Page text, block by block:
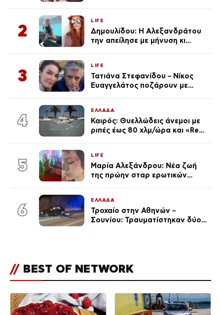
2
LIFE
Δημουλίδου: Η Αλεξανδράτου
την απείλησε με μήνυση κι
ποια είσαι σοκαρίστικα»
3
LIFE
Τατιάνα Στεφανίδου – Νίκος
Ευαγγελάτος ποζάρουν με
4
ΕΛΛΑΔΑ
Καιρός: Θυελλώδεις άνεμοι με
ριπές έως 80 χλμ/ώρα και «Red
5
LIFE
Μαρία Αλεξάνδρου: Νέα ζωή
της πρώην σταρ ερωτικών
(Φωτογραφίες)
6
ΕΛΛΑΔΑ
Τροχαίο στην Αθηνών –
Σουνίου: Τραυματίστηκαν δύο
// BEST OF NETWORK